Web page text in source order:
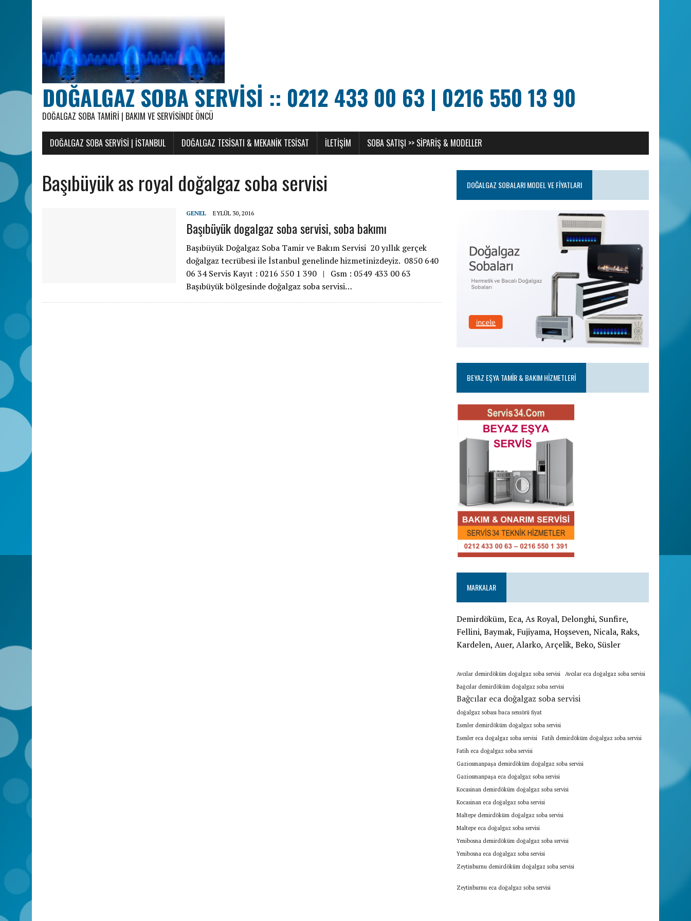
DOĞALGAZ SOBA SERVISI :: 0212 433 00 63 | 0216 550 13 90
DOĞALGAZ SOBA TAMIRI | BAKIM VE SERVISINDE ÖNCÜ
DOĞALGAZ SOBA SERVISI | İSTANBUL DOĞALGAZ TESISATI & MEKANIK TESISAT ILETIŞIM SOBA SATIŞI >> SIPARIŞ & MODELLER
Başıbüyük as royal doğalgaz soba servisi
GENEL EYLÜL 30, 2016
Başıbüyük dogalgaz soba servisi, soba bakımı
Başıbüyük Doğalgaz Soba Tamir ve Bakım Servisi 20 yıllık gerçek
doğalgaz tecrübesi ile İstanbul genelinde hizmetinizdeyiz. 0850 640
06 34 Servis Kayıt : 0216 550 1 390 | Gsm : 0549 433 00 63
Başıbüyük bölgesinde doğalgaz soba servisi…
DOĞALGAZ SOBALARI MODEL VE FIYATLARI
BEYAZ EŞYA TAMIR & BAKIM HIZMETLERI
MARKALAR
Demirdöküm, Eca, As Royal, Delonghi, Sunfire,
Fellini, Baymak, Fujiyama, Hoşseven, Nicala, Raks,
Kardelen, Auer, Alarko, Arçelik, Beko, Süsler
Avcılar demirdöküm doğalgaz soba servisi
Avcılar eca doğalgaz soba servisi
Bağcılar demirdöküm doğalgaz soba servisi
Bağcılar eca doğalgaz soba servisi
doğalgaz sobası baca sensörü fiyat
Esenler demirdöküm doğalgaz soba servisi
Esenler eca doğalgaz soba servisi
Fatih demirdöküm doğalgaz soba servisi
Fatih eca doğalgaz soba servisi
Gaziosmanpaşa demirdöküm doğalgaz soba servisi
Gaziosmanpaşa eca doğalgaz soba servisi
Kocasinan demirdöküm doğalgaz soba servisi
Kocasinan eca doğalgaz soba servisi
Maltepe demirdöküm doğalgaz soba servisi
Maltepe eca doğalgaz soba servisi
Yenibosna demirdöküm doğalgaz soba servisi
Yenibosna eca doğalgaz soba servisi
Zeytinburnu demirdöküm doğalgaz soba servisi
Zeytinburnu eca doğalgaz soba servisi